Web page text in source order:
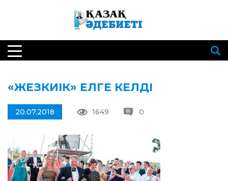
«ЖЕЗКИІК» ЕЛГЕ КЕЛДІ
20.07.2018 1649 0